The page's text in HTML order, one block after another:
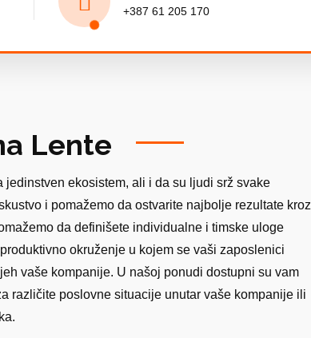
+387 61 205 170
Lente
ekosistem, ali i da su ljudi srž svake
i pomažemo da ostvarite najbolje rezultate kroz
da definišete individualne i timske uloge
okruženje u kojem se vaši zaposlenici
vaše kompanije. U našoj ponudi dostupni su vam
različite poslovne situacije unutar vaše kompanije ili